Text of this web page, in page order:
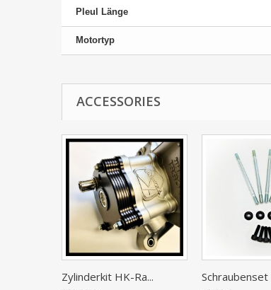
Pleul Länge
Motortyp
ACCESSORIES
Zylinderkit HK-Ra... Schraubenset